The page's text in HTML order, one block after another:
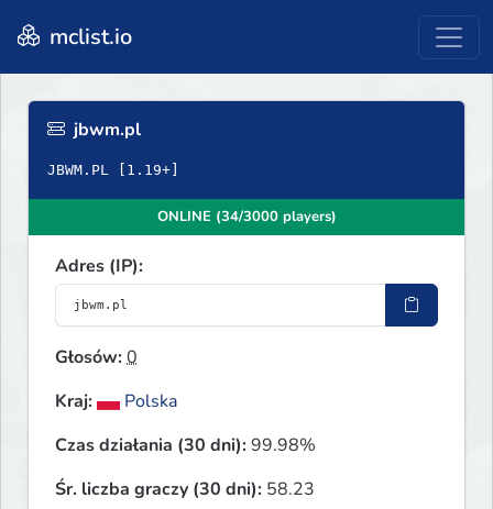
mclist.io
jbwm.pl
ONLINE (34/3000 players)
Adres (IP):
Głosów:0
Kraj:
Polska
Czas działania (30 dni):99.98%
Śr. liczba graczy (30 dni): 58.23